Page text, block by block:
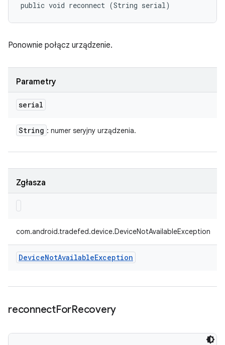
public void reconnect (String serial)
Ponownie połącz urządzenie.
Parametry
serial
String : numer seryjny urządzenia.
Zgłasza
com.android.tradefed.device.DeviceNotAvailableException
DeviceNotAvailableException
reconnectForRecovery